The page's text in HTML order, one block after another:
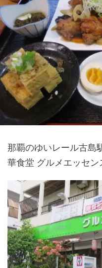
那覇のゆいレール古島
華食堂 グルメエッセン